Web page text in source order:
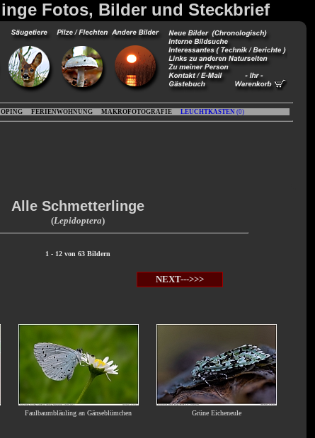
Fotos, Bilder und Steckbrief
FERIENWOHNUNG MAKROFOTOGRAFIE LEUCHTKASTEN (0)
Alle Schmetterlinge
(Lepidoptera)
1 - 12 von 63 Bildern
NEXT--->>>
Faulbaumbläuling an Gänseblümchen Grüne Eicheneule